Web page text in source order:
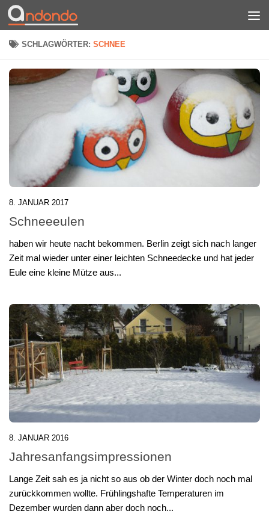
Zum Inhalt springen
SCHLAGWÖRTER:SCHNEE
8. JANUAR 2017
Schneeeulen
haben wir heute nacht bekommen. Berlin zeigt sich nach langer
Zeit mal wieder unter einer leichten Schneedecke und hat jeder
Eule eine kleine Mütze aus...
8. JANUAR 2016
Jahresanfangsimpressionen
Lange Zeit sah es ja nicht so aus ob der Winter doch noch mal
zurückkommen wollte. Frühlingshafte Temperaturen im
Dezember wurden dann aber doch noch...